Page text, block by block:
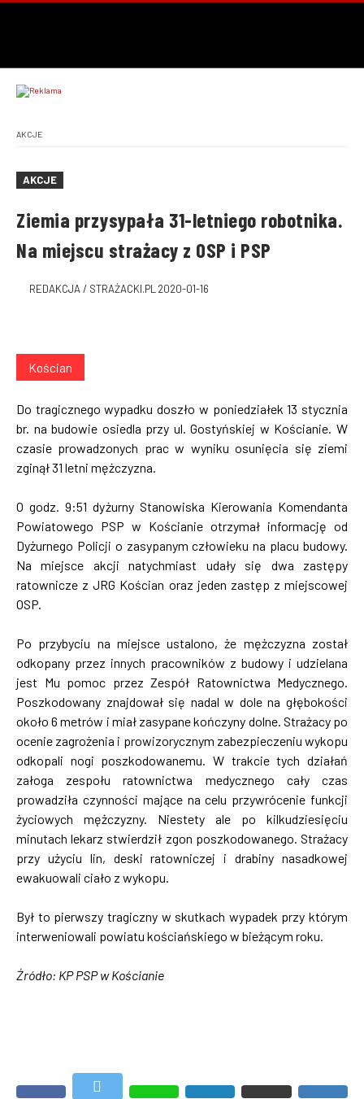
AKCJE
AKCJE
Ziemia przysypała 31-letniego robotnika.
Na miejscu strażacy z OSP i PSP
REDAKCJA / STRAŻACKI.PL 2020-01-16
Kościan
Do tragicznego wypadku doszło w poniedziałek 13 stycznia
br. na budowie osiedla przy ul. Gostyńskiej w Kościanie. W
czasie prowadzonych prac w wyniku osunięcia się ziemi
zginął 31 letni mężczyzna.
O godz. 9:51 dyżurny Stanowiska Kierowania Komendanta
Powiatowego PSP w Kościanie otrzymał informację od
Dyżurnego Policji o zasypanym człowieku na placu budowy.
Na miejsce akcji natychmiast udały się dwa zastępy
ratownicze z JRG Kościan oraz jeden zastęp z miejscowej
OSP.
Po przybyciu na miejsce ustalono, że mężczyzna został
odkopany przez innych pracowników z budowy i udzielana
jest Mu pomoc przez Zespół Ratownictwa Medycznego.
Poszkodowany znajdował się nadal w dole na głębokości
około 6 metrów i miał zasypane kończyny dolne. Strażacy po
ocenie zagrożenia i prowizorycznym zabezpieczeniu wykopu
odkopali nogi poszkodowanemu. W trakcie tych działań
załoga zespołu ratownictwa medycznego cały czas
prowadziła czynności mające na celu przywrócenie funkcji
życiowych mężczyzny. Niestety ale po kilkudziesięciu
minutach lekarz stwierdził zgon poszkodowanego. Strażacy
przy użyciu lin, deski ratowniczej i drabiny nasadkowej
ewakuowali ciało z wykopu.
Był to pierwszy tragiczny w skutkach wypadek przy którym
interweniowali powiatu kościańskiego w bieżącym roku.
Źródło: KP PSP w Kościanie